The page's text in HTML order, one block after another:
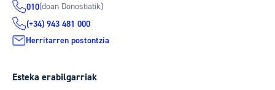
010(doan Donostiatik)
(+34) 943 481 000
Herritarren postontzia
Esteka erabilgarriak